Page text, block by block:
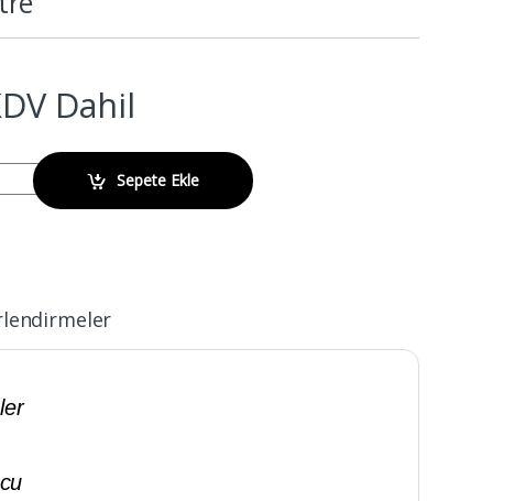
Dahil
300L Rotasyonel Viskozimetre quantity
Sepete Ekle